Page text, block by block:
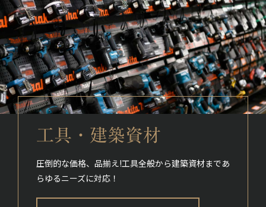
工具・建築資材
圧倒的な価格、品揃え!工具全般から建築資材まであ
らゆるニーズに対応！